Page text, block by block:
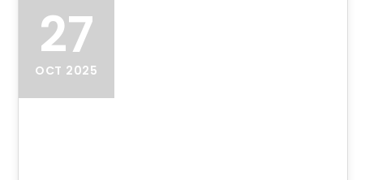
27
OCT 2025